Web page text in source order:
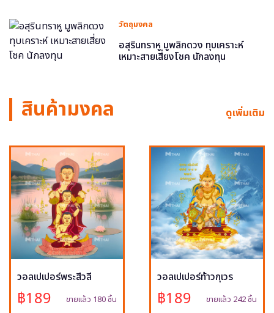
วัตถุมงคล
อสุรินทราหู มูพลิกดวง ทุบเคราะห์
เหมาะสายเสี่ยงโชค นักลงทุน
สินค้ามงคล ดูเพิ่มเติม
วอลเปเปอร์พระสีวลี
฿189 ขายแล้ว 180 ชิ้น
วอลเปเปอร์ท้าวกุเวร
฿189 ขายแล้ว 242 ชิ้น